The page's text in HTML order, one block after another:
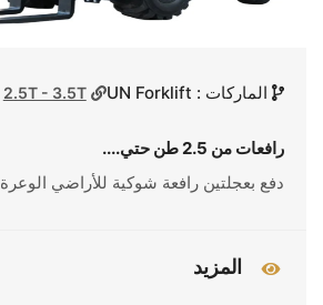
الماركات : UN Forklift 2.5T - 3.5T
رافعات من 2.5 طن حتي....
دفع بعجلتين رافعة شوكية للأراضي الوعرة
المزيد